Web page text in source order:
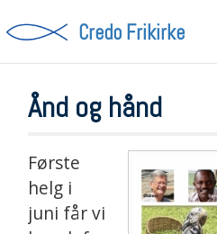
Credo Frikirke
Ånd og hånd
Første
helg i
juni får vi